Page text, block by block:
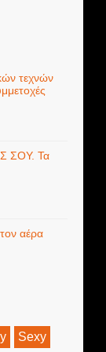
τεχνών
ΣΟΥ. Τα
αέρα
Sexy